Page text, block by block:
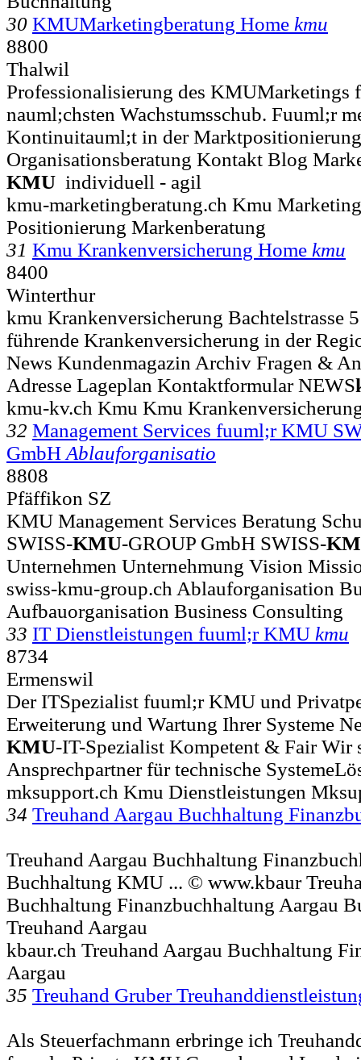
30 KMUMarketingberatung Home kmu
8800
Thalwil
Professionalisierung des KMUMarketings
nauml;chsten Wachstumsschub. Fuuml;r
Kontinuitauml;t in der
Organisationsberatung Kontakt Blog
KMU individuell - agil
kmu-marketingberatung.ch Kmu
Positionierung Markenberatung
31 Kmu Krankenversicherung Home kmu
8400
Winterthur
kmu Krankenversicherung Bachtelstrasse
führende Krankenversicherung in der
News Kundenmagazin Archiv Fragen &
Adresse Lageplan Kontaktformular NEWS
kmu-kv.ch Kmu Kmu
32 Management Services fuuml;r KMU
GmbH Ablauforganisatio
8808
Pfäffikon SZ
KMU Management Services Beratung
SWISS-KMU-GROUP GmbH SWISS-
Unternehmen Unternehmung Vision
swiss-kmu-group.ch Ablauforganisation
Aufbauorganisation Business Consulting
33 IT Dienstleistungen fuuml;r KMU kmu
8734
Ermenswil
Der ITSpezialist fuuml;r KMU und
Erweiterung und Wartung Ihrer Systeme
KMU-IT-Spezialist Kompetent & Fair Wir
Ansprechpartner für technische
mksupport.ch Kmu Dienstleistungen
34 Treuhand Aargau Buchhaltung
Treuhand Aargau Buchhaltung
Buchhaltung KMU ... © www.kbaur
Buchhaltung Finanzbuchhaltung Aargau
Treuhand Aargau
kbaur.ch Treuhand Aargau Buchhaltung
Aargau
35 Treuhand Gruber
Als Steuerfachmann erbringe ich